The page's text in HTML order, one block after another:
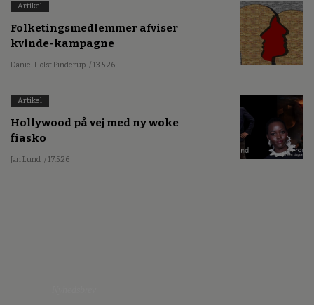
Artikel
Folketingsmedlemmer afviser
kvinde-kampagne
Daniel Holst Pinderup / 13.5.26
Artikel
Hollywood på vej med ny woke
fiasko
Jan Lund / 17.5.26